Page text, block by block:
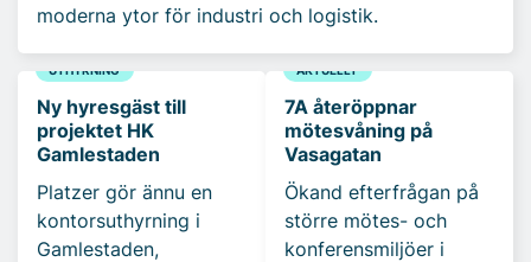
moderna ytor för industri och logistik.
UTHYRNING
Ny hyresgäst till
projektet HK
Gamlestaden
Platzer gör ännu en
kontorsuthyrning i
Gamlestaden,
AKTUELLT
7A återöppnar
mötesvåning på
Vasagatan
Ökand efterfrågan på
större mötes- och
konferensmiljöer i